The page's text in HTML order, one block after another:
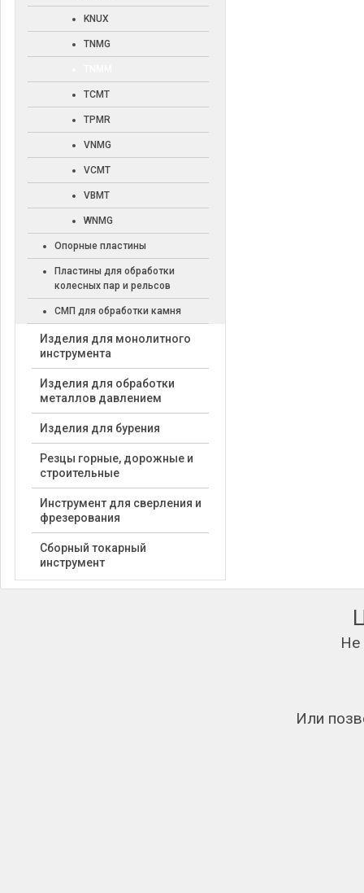
KNUX
TNMG
TCMT
TPMR
VNMG
VCMT
VBMT
WNMG
Опорные пластины
Пластины для обработки
колесных пар и рельсов
СМП для обработки камня
Изделия для монолитного
инструмента
Изделия для обработки
металлов давлением
Изделия для бурения
Резцы горные, дорожные и
строительные
Инструмент для сверления и
фрезерования
Сборный токарный
инструмент
Не
Или